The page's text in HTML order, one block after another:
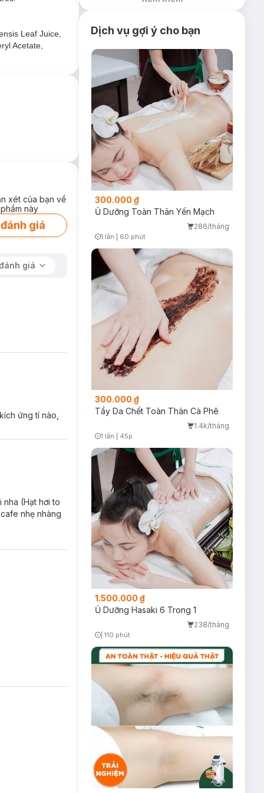
da mềm
Leaf Juice,
Acetate,
xét của bạn về
này
giá
giá
ứng tí nào,
nha (Hạt hơi to
nhẹ nhàng
Có Hạn)
Dịch vụ gợi ý cho bạn
300.000 ₫
Ủ Dưỡng Toàn Thân Yến Mạch
286/tháng
1 lần 60 phút
300.000 ₫
Tẩy Da Chết Toàn Thân Cà Phê
1.4k/tháng
Timer Gray Icon
1 lần 45p
1.500.000 ₫
Ủ Dưỡng Hasaki 6 Trong 1
238/tháng
|110 phút